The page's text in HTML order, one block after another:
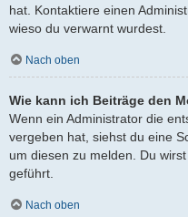
hat. Kontaktiere einen
wieso du verwarnt wurdest.
Nach oben
Wie kann ich Beiträge den
Wenn ein Administrator die
vergeben hat, siehst du eine
um diesen zu melden. Du
geführt.
Nach oben